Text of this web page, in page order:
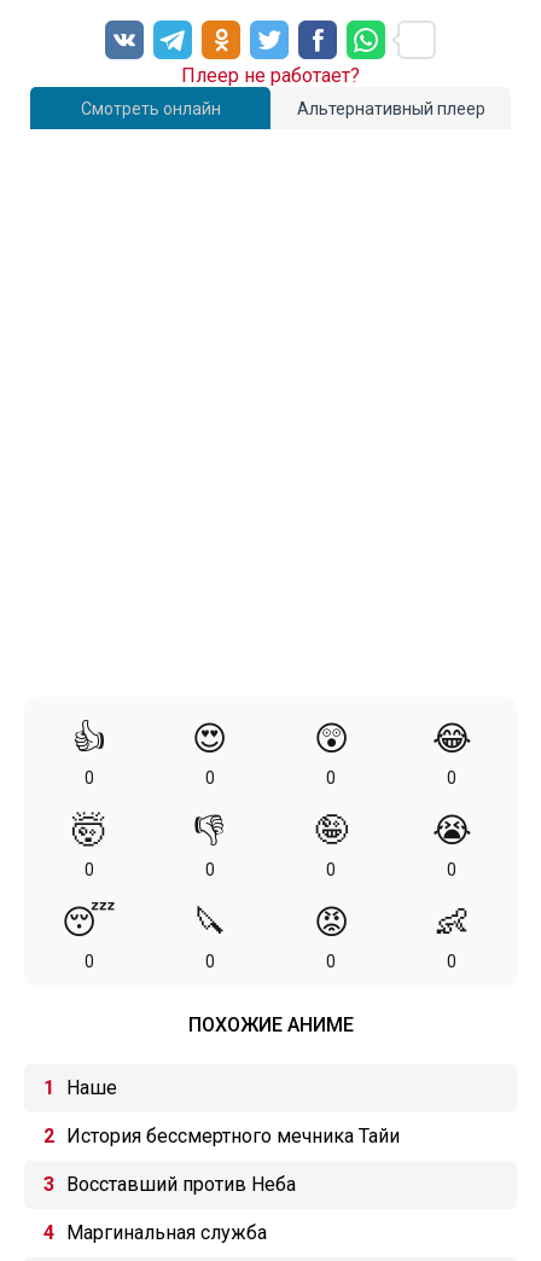
Смотреть онлайн Альтернативный плеер
Плеер не работает?
👍
0
😍
0
😲
0
😂
0
🤯
0
👎
0
🤪
0
😭
0
😴
0
🔪
0
😡
0
👶
0
ПОХОЖИЕ АНИМЕ
Наше
История бессмертного мечника Тайи
Восставший против Неба
Маргинальная служба